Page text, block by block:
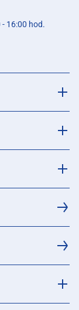
16:00 hod.